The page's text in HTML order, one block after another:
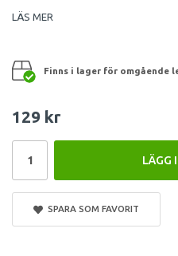
LÄS MER
Finns i lager för omgående
129 kr
LÄGG
SPARA SOM FAVORIT